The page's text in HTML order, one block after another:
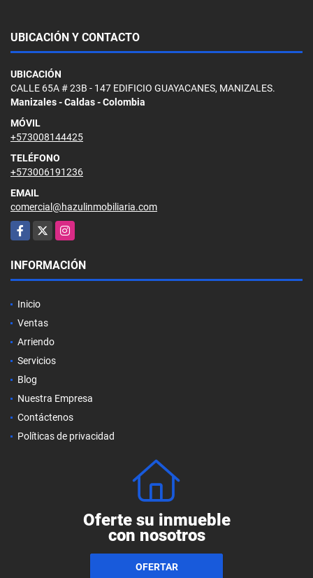
UBICACIÓN Y CONTACTO
UBICACIÓN
CALLE 65A # 23B - 147 EDIFICIO GUAYACANES, MANIZALES.
Manizales - Caldas - Colombia
MÓVIL
+573008144425
TELÉFONO
+573006191236
EMAIL
comercial@hazulinmobiliaria.com
Facebook
X Instagram
INFORMACIÓN
Inicio
Ventas
Arriendo
Servicios
Blog
Nuestra Empresa
Contáctenos
Políticas de privacidad
Oferte su inmueble
con nosotros
OFERTAR